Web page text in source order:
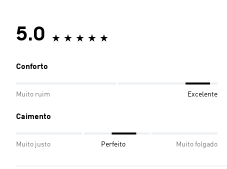
5.0
Conforto
Muito ruim Excelente
Caimento
Muito justo Perfeito Muito folgado